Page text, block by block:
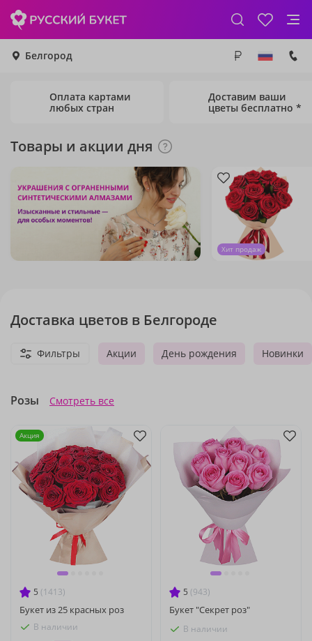
Белгород
Оплата картами
любых стран
Доставим ваши
цветы бесплатно *
Товары и акции дня
Хит продаж
Доставка цветов в Белгороде
Акции День рождения Новинки
Фильтры
Розы Смотреть все
5 (1413)
Букет из 25 красных роз
В наличии
Акция
5 (943)
Букет "Секрет роз"
В наличии